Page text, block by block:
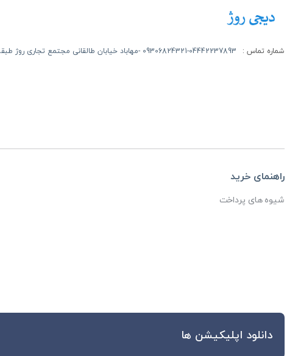
شماره تماس : 09306824321-04442237893 -مهاباد خیابان طالقانی مجتمع تجاری روژ طبقه اول -
راهنمای خرید
شیوه های پرداخت
دانلود اپلیکیشن ها